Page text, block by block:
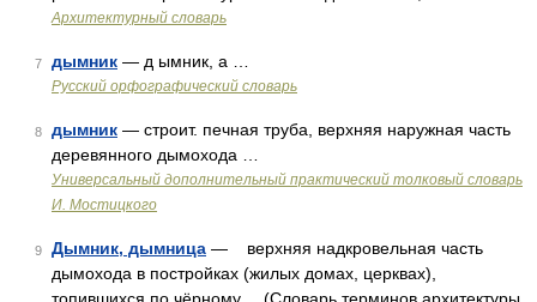
Архитектурный словарь
7 дымник — д ымник, а …
Русский орфографический словарь
8 дымник — строит. печная труба, верхняя наружная часть
деревянного дымохода …
Универсальный дополнительный практический толковый словарь
И. Мостицкого
9 Дымник, дымница — верхняя надкровельная часть
дымохода в постройках (жилых домах, церквах),